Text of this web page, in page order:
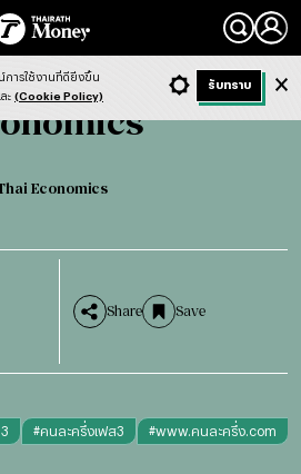
Search
Thai Economics
Economics
Share Save
#คนละครึ่งเฟส3 #www.คนละครึ่ง.com
Dark ฟังข่าว
การใช้งานที่ดียิ่งขึ้น
ะ (Cookie Policy)
รับทราบ